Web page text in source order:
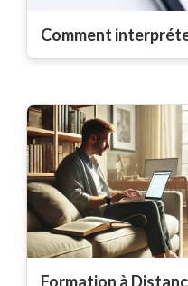
Comment
Formation à